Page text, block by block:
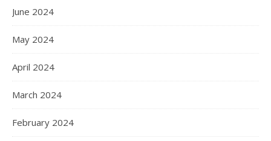
June 2024
May 2024
April 2024
March 2024
February 2024